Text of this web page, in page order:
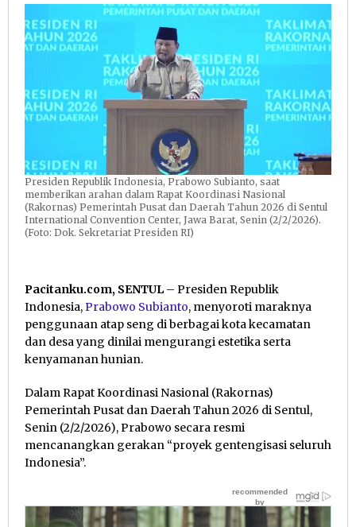
Presiden Republik Indonesia, Prabowo Subianto, saat
memberikan arahan dalam Rapat Koordinasi Nasional
(Rakornas) Pemerintah Pusat dan Daerah Tahun 2026 di Sentul
International Convention Center, Jawa Barat, Senin (2/2/2026).
(Foto: Dok. Sekretariat Presiden RI)
Pacitanku.com, SENTUL – Presiden Republik
Indonesia,Prabowo Subianto, menyoroti maraknya
penggunaan atap seng di berbagai kota kecamatan
dan desa yang dinilai mengurangi estetika serta
kenyamanan hunian.
Dalam Rapat Koordinasi Nasional (Rakornas)
Pemerintah Pusat dan Daerah Tahun 2026 di Sentul,
Senin (2/2/2026), Prabowo secara resmi
mencanangkan gerakan “proyek gentengisasi seluruh
Indonesia”.